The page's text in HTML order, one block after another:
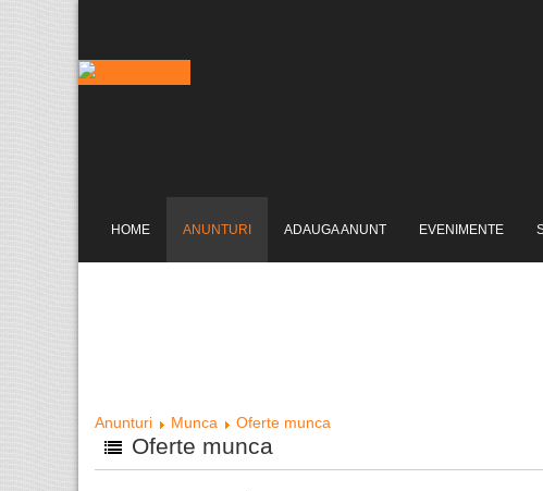
HOME ANUNTURI ADAUGA ANUNT EVENIMENTE
Anunturi Munca Oferte munca
Oferte munca